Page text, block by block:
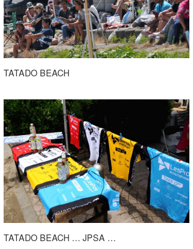
TATADO BEACH
TATADO BEACH … JPSA …